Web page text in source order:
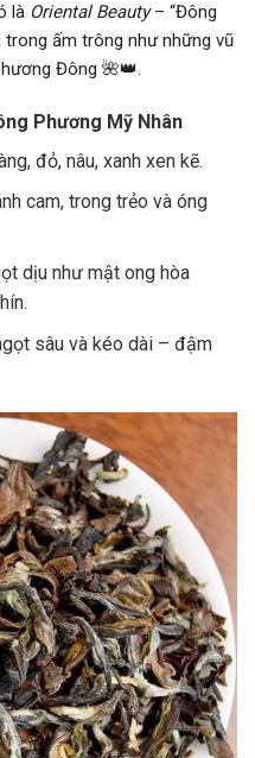
là Oriental Beauty– “Đông
trong ấm trông như những vũ
Đông 🌺👑.
Phương Mỹ Nhân
đỏ, nâu, xanh xen kẽ.
cam, trong trẻo và óng
dịu như mật ong hòa
sâu và kéo dài – đậm